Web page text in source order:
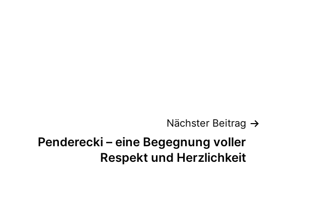
Nächster Beitrag
Penderecki – eine Begegnung voller
Respekt und Herzlichkeit